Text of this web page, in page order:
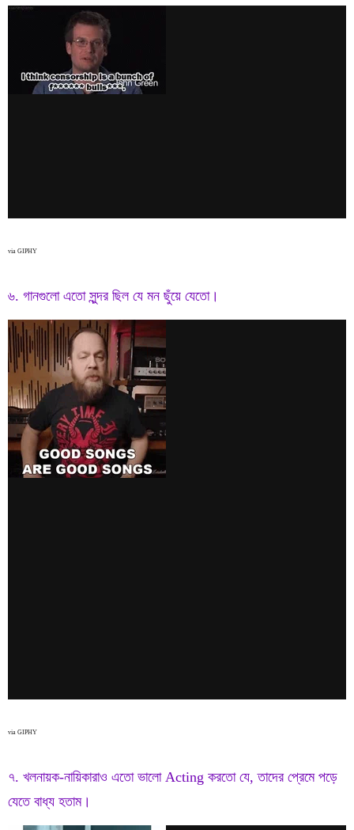
via GIPHY
৬. গানগুলো এতো সুন্দর ছিল যে মন ছুঁয়ে যেতো।
via GIPHY
৭. খলনায়ক-নায়িকারাও এতো ভালো Acting করতো যে, তাদের প্রেমে পড়ে
যেতে বাধ্য হতাম।